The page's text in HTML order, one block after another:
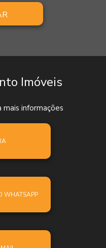
Imóveis
informações
WHATSAPP